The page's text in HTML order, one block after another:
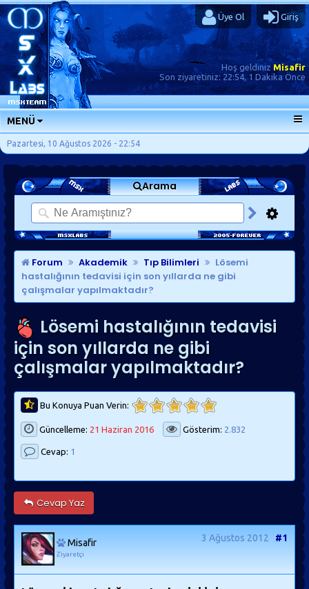
Üye Ol Giriş
Hoş geldinizMisafir
Son ziyaretiniz: 22:54, 1 Dakika Önce
MENÜ
ANA SAYFA
FORUMLAR
SORU-CEVAP
GÜNLÜKLER
SON MESAJLAR
KISAYOLLAR
Pazartesi, 10 Ağustos 2026 - 22:54
Arama
Forum Akademik Tıp Bilimleri
Lösemi
hastalığının tedavisi için son yıllarda ne gibi
çalışmalar yapılmaktadır?
Lösemi hastalığının tedavisi
için son yıllarda ne gibi
çalışmalar yapılmaktadır?
Bu Konuya Puan Verin:
Güncelleme: 21 Haziran 2016 Gösterim: 2.832
Cevap: 1
Cevap Yaz
Misafir
Ziyaretçi
3 Ağustos 2012 #1